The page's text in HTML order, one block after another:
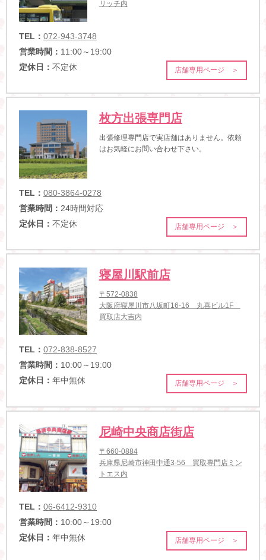
リッチ内
TEL： 072-943-3748
営業時間： 11:00～19:00
定休日： 不定休 店舗専用ページ ＞
枚方出張専門店
出張修理専門店で実店舗はありません。依頼
はお気軽にお問い合わせ下さい。
TEL： 080-3864-0278
営業時間： 24時間対応
定休日： 不定休 店舗専用ページ ＞
寝屋川駅前店
〒572-0838
大阪府寝屋川市八坂町16-16 丸喜ビル1F
買取店大吉内
TEL： 072-838-8527
営業時間： 10:00～19:00
定休日： 年中無休 店舗専用ページ ＞
尼崎中央商店街店
〒660-0884
兵庫県尼崎市神田中通3-56 買取専門店ミン
トエス内
TEL： 06-6412-9310
営業時間： 10:00～19:00
定休日： 年中無休 店舗専用ページ ＞